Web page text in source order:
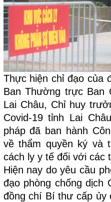
Thực hiện chỉ đạo của
Ban Thường trực Ban
Lai Châu, Chỉ huy
Covid-19 tỉnh Lai
pháp đã ban hành
về thẩm quyền ký và
cách ly y tế đối với các
Hiện nay do yêu cầu
đạo phòng chống dịch
đồng chí Bí thư cấp ủy